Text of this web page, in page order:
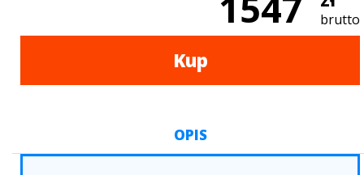
brutto
Kup
OPIS